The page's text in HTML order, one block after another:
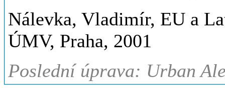
Nálevka, Vladimír, EU a
ÚMV, Praha, 2001
Poslední úprava: Urban